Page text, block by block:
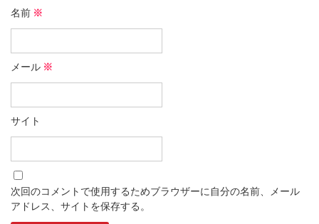
名前 ※
メール ※
サイト
次回のコメントで使用するためブラウザーに自分の名前、メール
アドレス、サイトを保存する。